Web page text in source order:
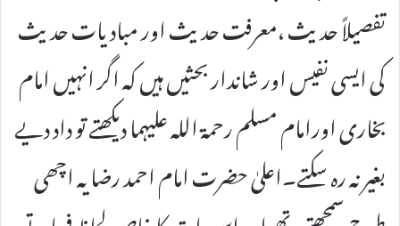
تفصیلاً حدیث ،معرفت حدیث اور مبادیات حدیث
کی ایسی نفیس اور شاندار بحثیں ہیں کہ اگر انہیں امام
بخاری اورامام مسلم رحمۃ اللہ علیہما دیکھتے تو داد دیے
بغیر نہ رہ سکتے۔اعلیٰ حضرت امام احمد رضا یہ اچھی